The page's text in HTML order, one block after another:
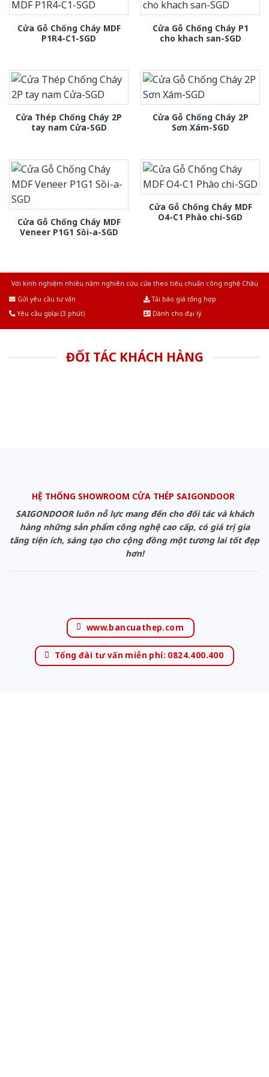
Cửa Gỗ Chống Cháy MDF
P1R4-C1-SGD
Cửa Gỗ Chống Cháy P1
cho khach san-SGD
Cửa Thép Chống Cháy 2P
tay nam Cửa-SGD
Cửa Gỗ Chống Cháy 2P
Sơn Xám-SGD
Cửa Gỗ Chống Cháy MDF
Veneer P1G1 Sồi-a-SGD
Cửa Gỗ Chống Cháy MDF
O4-C1 Phào chi-SGD
Với kinh nghiệm nhiêu năm nghiên cứu cửa theo tiêu chuẩn công nghệ Châu
Gửi yêu cầu tư vấn
Tải báo giá tổng hợp
Yêu cầu gọi lại (3 phút)
Dành cho đại lý
ĐỐI TÁC KHÁCH HÀNG
HỆ THỐNG SHOWROOM CỬA THÉP SAIGONDOOR
SAIGONDOOR luôn nỗ lực mang đến cho đối tác và khách
hàng những sản phẩm công nghệ cao cấp, có giá trị gia
tăng tiện ích, sáng tạo cho cộng đồng một tương lai tốt đẹp
hơn!
www.bancuathep.com
Tổng đài tư vấn miễn phí: 0824.400.400